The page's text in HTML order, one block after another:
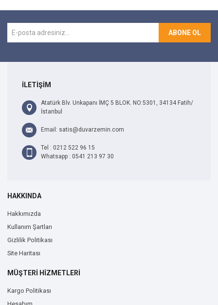
ABONE OL
İLETİŞİM
Atatürk Blv. Unkapanı İMÇ 5 BLOK. NO:5301, 34134 Fatih/
İstanbul
Email: satis@duvarzemin.com
Tel : 0212 522 96 15
Whatsapp : 0541 213 97 30
HAKKINDA
Hakkımızda
Kullanım Şartları
Gizlilik Politikası
Site Haritası
MÜŞTERİ HİZMETLERİ
Kargo Politikası